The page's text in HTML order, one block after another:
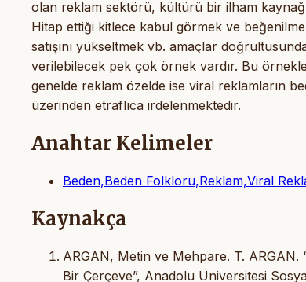
olan reklam sektörü, kültürü bir ilham
Hitap ettiği kitlece kabul görmek ve
satışını yükseltmek vb. amaçlar
verilebilecek pek çok örnek vardır. Bu
genelde reklam özelde ise viral reklamların
üzerinden etraflıca irdelenmektedir.
Anahtar Kelimeler
Beden,Beden Folkloru,Reklam,Viral
Kaynakça
ARGAN, Metin ve Mehpare. T. ARGAN.
Bir Çerçeve”, Anadolu Üniversitesi